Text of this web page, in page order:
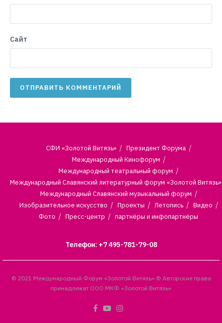
Сайт
СФИ «Золотой Витязь»
Президент Форума
Международный Кинофорум
Международный театральный форум
Международный Славянский литературный форум «Золотой Витязь»
Международный Славянский музыкальный форум
Изобразительное искусство
Проекты Летопись
Видео
Фото
Пресс-центр партнёры и инфопартнёры
Телефон: +7 495-781-79-08
© 2021 Международный Форум «Золотой Витязь» © Авторские права
принадлежат ООО МКФ «Золотой Витязь»